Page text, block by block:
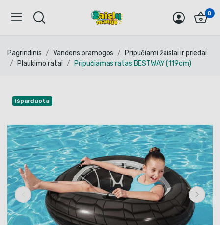
0
Pagrindinis Vandens pramogos
Pripučiami žaislai ir priedai
Plaukimo ratai
Pripučiamas ratas BESTWAY (119cm)
Išparduota